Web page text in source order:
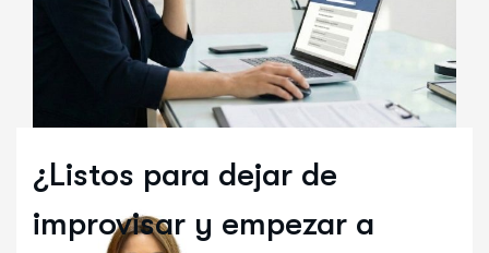
¿Listos para dejar de
improvisar y empezar a